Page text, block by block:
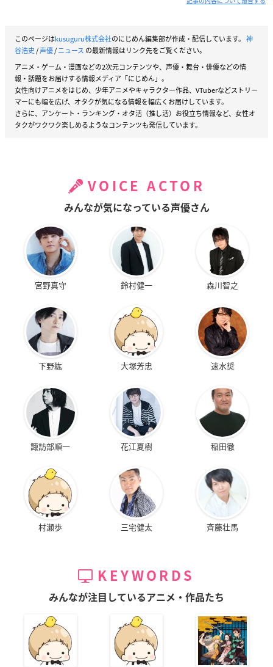
このページはkusuguru株式会社のにじめん編集部が作成・配信しています。 神
谷浩史/声優/ニュース の最新情報はリンク先をご覧ください。
アニメ・ゲーム・漫画などの2次元コンテンツや、声優・舞台・俳優などの情
報・話題をお届けする情報メディア「にじめん」。
女性向けアニメをはじめ、少年アニメやキャラクター作品、VTuberなどストリー
マーにも幅を広げ、オタクが気になる情報を幅広くお届けしています。
さらに、アンケート・ランキング・オタ活（推し活）お役立ち情報など、女性オ
タクがワクワク楽しめるようなコンテンツも発信しています。
VOICE ACTOR
みんなが気になっている声優さん
宮野真守 鈴村健一 森川智之
下野紘 大塚芳忠 速水奨
諏訪部順一 花江夏樹 稲田徹
村瀬歩 三宅健太 斉藤壮馬
KEYWORDS
みんなが注目しているアニメ・作品たち